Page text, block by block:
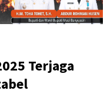
Terjaga